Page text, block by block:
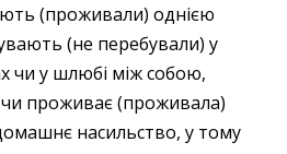
(проживали) однією
(не перебували) у
чи у шлюбі між собою,
чи проживає (проживала)
насильство, у тому